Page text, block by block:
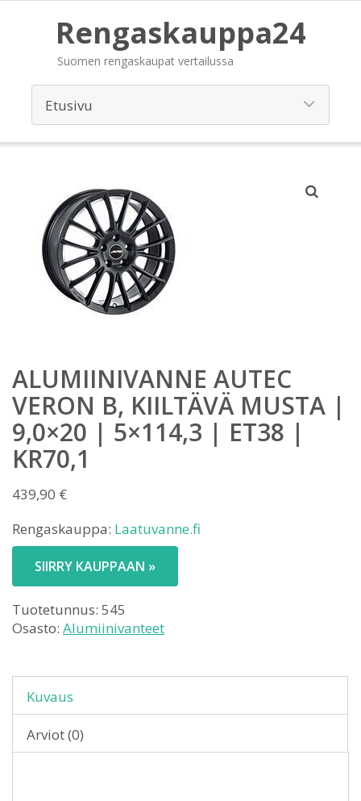
Rengaskauppa24
Suomen rengaskaupat vertailussa
ALUMIINIVANNE AUTEC
VERON B, KIILTÄVÄ MUSTA |
9,0×20 | 5×114,3 | ET38 |
KR70,1
439,90 €
Rengaskauppa: Laatuvanne.fi
SIIRRY KAUPPAAN »
Tuotetunnus: 545
Osasto: Alumiinivanteet
Kuvaus
Arviot (0)